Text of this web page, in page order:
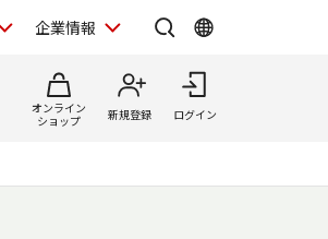
企業情報
オンライン
ショップ
新規登録 ログイン